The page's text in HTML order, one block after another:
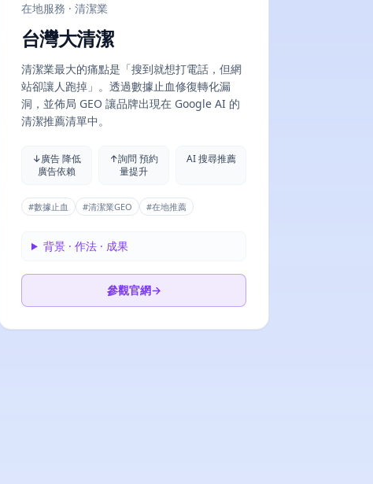
在地服務 · 清潔業
台灣大清潔
清潔業最大的痛點是「搜到就想打電話，但網
站卻讓人跑掉」。透過數據止血修復轉化漏
洞，並佈局 GEO 讓品牌出現在 Google AI 的
清潔推薦清單中。
↓廣告 降低
廣告依賴
↑詢問 預約
量提升
AI 搜尋推薦
#數據止血 #清潔業GEO #在地推薦
背景 · 作法 · 成果
參觀官網→